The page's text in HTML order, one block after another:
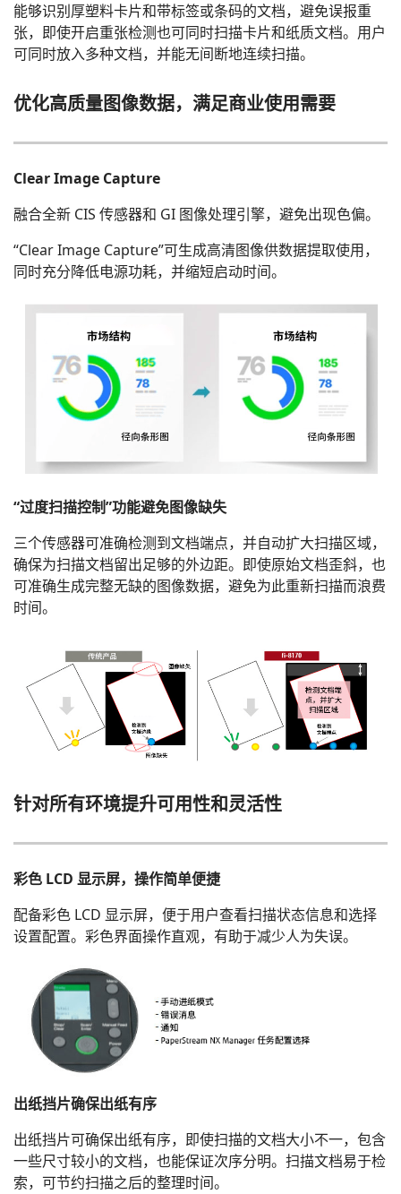
能够识别厚塑料卡片和带标签或条码的文档，避免误报重
张，即使开启重张检测也可同时扫描卡片和纸质文档。用户
可同时放入多种文档，并能无间断地连续扫描。
优化高质量图像数据，满足商业使用需要
Clear Image Capture
融合全新 CIS 传感器和 GI 图像处理引擎，避免出现色偏。
“Clear Image Capture”可生成高清图像供数据提取使用，
同时充分降低电源功耗，并缩短启动时间。
“过度扫描控制”功能避免图像缺失
三个传感器可准确检测到文档端点，并自动扩大扫描区域，
确保为扫描文档留出足够的外边距。即使原始文档歪斜，也
可准确生成完整无缺的图像数据，避免为此重新扫描而浪费
时间。
针对所有环境提升可用性和灵活性
彩色 LCD 显示屏，操作简单便捷
配备彩色 LCD 显示屏，便于用户查看扫描状态信息和选择
设置配置。彩色界面操作直观，有助于减少人为失误。
出纸挡片确保出纸有序
出纸挡片可确保出纸有序，即使扫描的文档大小不一，包含
一些尺寸较小的文档，也能保证次序分明。扫描文档易于检
索，可节约扫描之后的整理时间。